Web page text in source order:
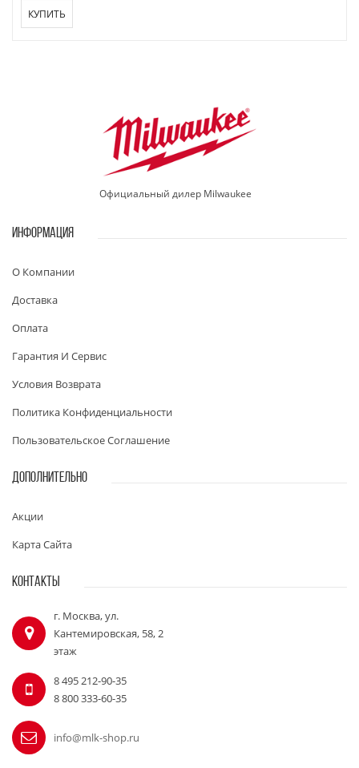
КУПИТЬ
Официальный дилер Milwaukee
ИНФОРМАЦИЯ
О Компании
Доставка
Оплата
Гарантия И Сервис
Условия Возврата
Политика Конфиденциальности
Пользовательское Соглашение
ДОПОЛНИТЕЛЬНО
Акции
Карта Сайта
КОНТАКТЫ
г. Москва, ул.
Кантемировская, 58, 2
этаж
8 495 212-90-35
8 800 333-60-35
info@mlk-shop.ru